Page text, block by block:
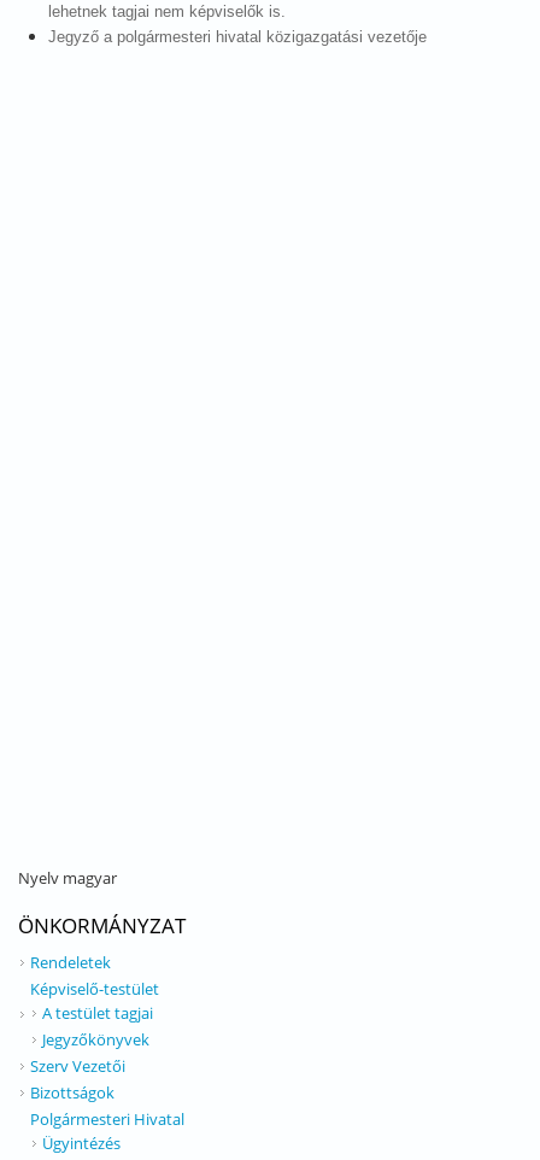
lehetnek tagjai nem képviselők is.
Jegyző a polgármesteri hivatal közigazgatási vezetője
Nyelv magyar
ÖNKORMÁNYZAT
Rendeletek
Képviselő-testület
A testület tagjai
Jegyzőkönyvek
Szerv Vezetői
Bizottságok
Polgármesteri Hivatal
Ügyintézés